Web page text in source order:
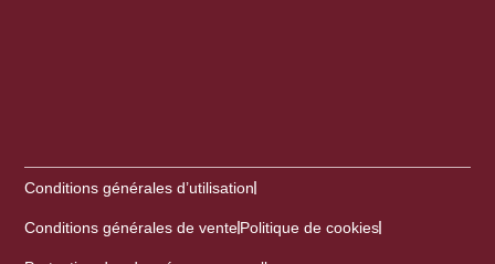
Conditions générales d’utilisation
Conditions générales de ventePolitique de cookies